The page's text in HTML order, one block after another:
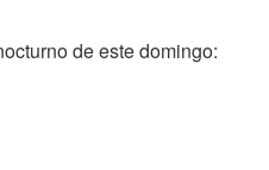
de este domingo: